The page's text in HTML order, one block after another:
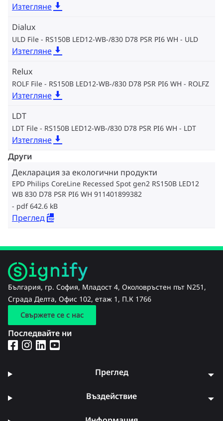
Изтегляне
Dialux
ULD File - RS150B LED12-WB-/830 D78 PSR PI6 WH ULD
Изтегляне
Relux
ROLF File - RS150B LED12-WB-/830 D78 PSR PI6 WH ROLFZ
Изтегляне
LDT
LDT File - RS150B LED12-WB-/830 D78 PSR PI6 WH LDT
Изтегляне
Други
Декларация за екологични продукти
EPD Philips CoreLine Recessed Spot gen2 RS150B LED12
WB 830 D78 PSR PI6 WH 911401899382
pdf 642.6 kB
Преглед
България, гр. София, Младост 4, Околовръстен път N251,
Сграда Делта, Офис 102, етаж 1, П.К 1766
Свържете се с нас
Последвайте ни
Преглед
Въздействие